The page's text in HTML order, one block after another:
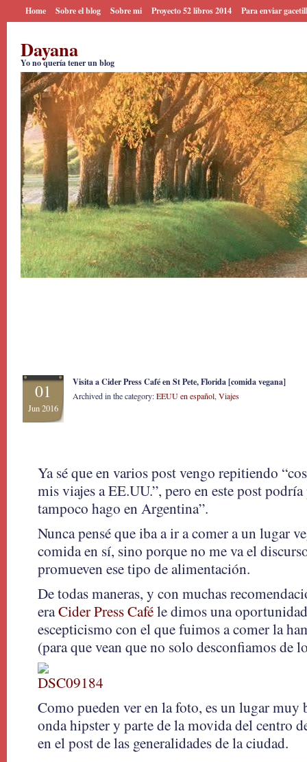
Home Sobre el blog Sobre mi Proyecto 52 libros 2014 Para enviar
Dayana
Yo no quería tener un blog
01
Jun 2016
Visita a Cider Press Café en St Pete, Florida [comida vegana]
Archived in the category:EEUU en español, Viajes
Ya sé que en varios post vengo repitiendo
mis viajes a EE.UU.”, pero en este post podría
tampoco hago en Argentina”.
Nunca pensé que iba a ir a comer a un lugar
comida en sí, sino porque no me va el
promueven ese tipo de alimentación.
De todas maneras, y con muchas
eraCider Press Caféle dimos una
escepticismo con el que fuimos a comer la
(para que vean que no solo desconfiamos de
Como pueden ver en la foto, es un lugar muy
onda hipster y parte de la movida del centro
en el post de las generalidades de la ciudad.